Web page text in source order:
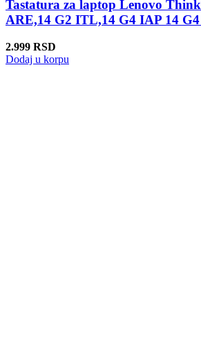
Tastatura za laptop Lenovo
ARE,14 G2 ITL,14 G4 IAP 14
2.999 RSD
Dodaj u korpu